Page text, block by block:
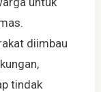
diimbau
tindak